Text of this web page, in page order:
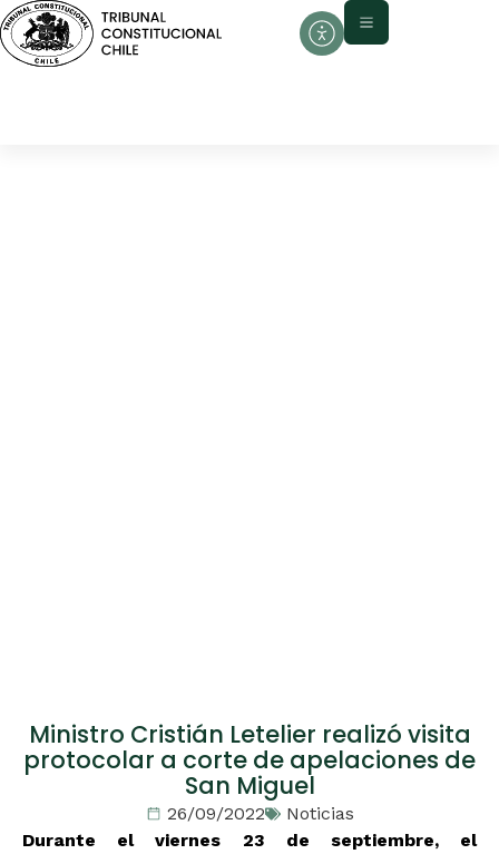
Ministro Cristián Letelier realizó visita
protocolar a corte de apelaciones de
San Miguel
26/09/2022
Noticias
Durante el viernes 23 de septiembre, el